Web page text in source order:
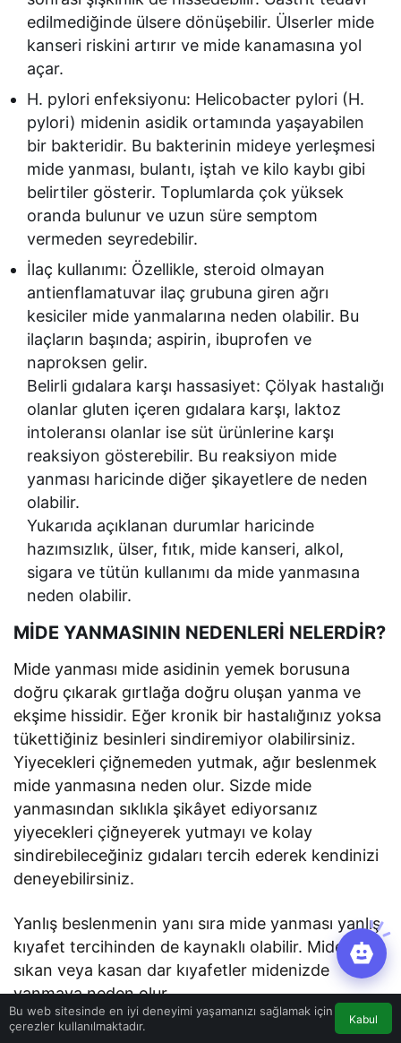
edilmediğinde ülsere dönüşebilir. Ülserler mide
kanseri riskini artırır ve mide kanamasına yol
açar.
H. pylori enfeksiyonu: Helicobacter pylori (H.
pylori) midenin asidik ortamında yaşayabilen
bir bakteridir. Bu bakterinin mideye yerleşmesi
mide yanması, bulantı, iştah ve kilo kaybı gibi
belirtiler gösterir. Toplumlarda çok yüksek
oranda bulunur ve uzun süre semptom
vermeden seyredebilir.
İlaç kullanımı: Özellikle, steroid olmayan
antienflamatuvar ilaç grubuna giren ağrı
kesiciler mide yanmalarına neden olabilir. Bu
ilaçların başında; aspirin, ibuprofen ve
naproksen gelir.
Belirli gıdalara karşı hassasiyet: Çölyak hastalığı
olanlar gluten içeren gıdalara karşı, laktoz
intoleransı olanlar ise süt ürünlerine karşı
reaksiyon gösterebilir. Bu reaksiyon mide
yanması haricinde diğer şikayetlere de neden
olabilir.
Yukarıda açıklanan durumlar haricinde
hazımsızlık, ülser, fıtık, mide kanseri, alkol,
sigara ve tütün kullanımı da mide yanmasına
neden olabilir.
MİDE YANMASININ NEDENLERİ NELERDİR?
Mide yanması mide asidinin yemek borusuna
doğru çıkarak gırtlağa doğru oluşan yanma ve
ekşime hissidir. Eğer kronik bir hastalığınız yoksa
tükettiğiniz besinleri sindiremiyor olabilirsiniz.
Yiyecekleri çiğnemeden yutmak, ağır beslenmek
mide yanmasına neden olur. Sizde mide
yanmasından sıklıkla şikâyet ediyorsanız
yiyecekleri çiğneyerek yutmayı ve kolay
sindirebileceğiniz gıdaları tercih ederek kendinizi
deneyebilirsiniz.
Yanlış beslenmenin yanı sıra mide yanması yanlış
kıyafet tercihinden de kaynaklı olabilir. Midenizi
sıkan veya kasan dar kıyafetler midenizde
yanmaya neden olur.
MİDE YANMASINI ARTIRAN BESİNLER
Bu web sitesinde en iyi deneyimi yaşamanızı sağlamak için
çerezler kullanılmaktadır.
Kabul